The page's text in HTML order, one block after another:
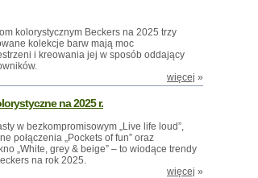
kolorystycznym Beckers na 2025 trzy
kolekcje barw mają moc
i kreowania jej w sposób oddający
więcej »
na 2025 r.
w bezkompromisowym „Live life loud”,
połączenia „Pockets of fun” oraz
„White, grey & beige” – to wiodące trendy
na rok 2025.
więcej »